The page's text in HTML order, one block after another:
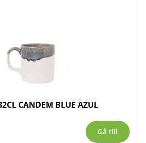
CANDEM BLUE AZUL
Gå till